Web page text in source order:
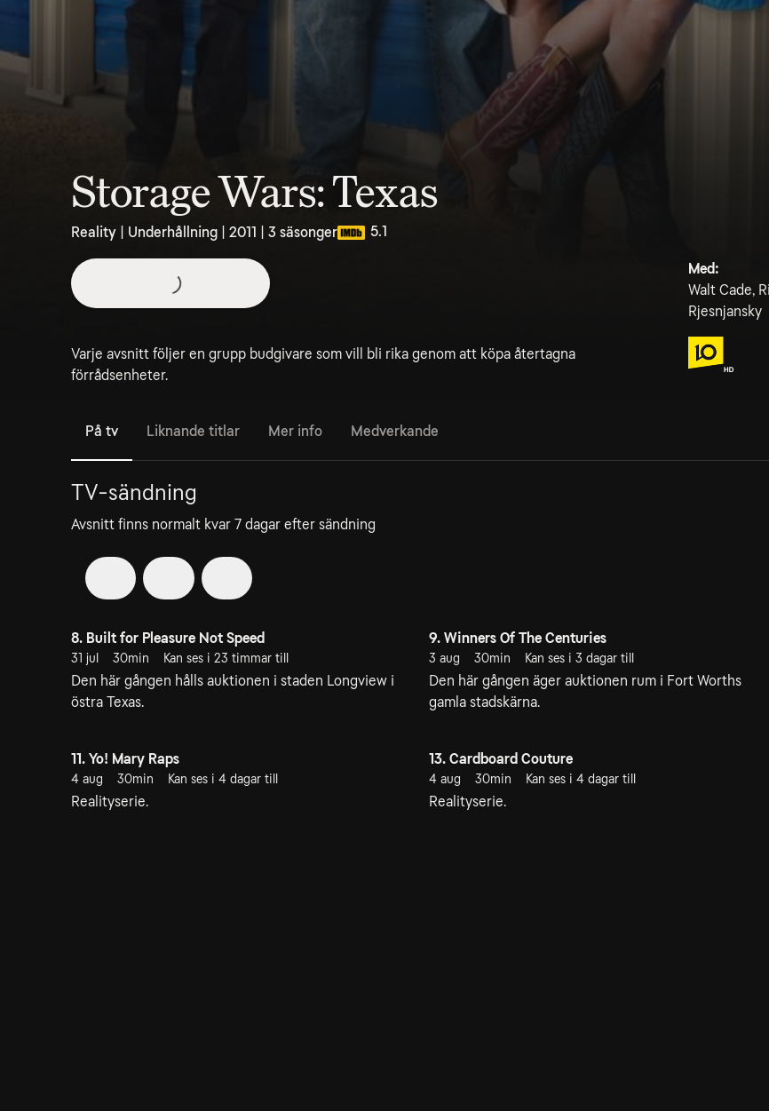
Storage Wars: Texas
Reality | Underhållning | 2011 | 3 säsonger 5.1
Varje avsnitt följer en grupp budgivare som vill bli rika genom att köpa återtagna
förrådsenheter.
Med:
Walt Cade,
Rjesnjansky
På tv Liknande titlar Mer info Medverkande
TV-sändning
Avsnitt finns normalt kvar 7 dagar efter sändning
8. Built for Pleasure Not Speed
31 jul 30min Kan ses i 23 timmar till
Den här gången hålls auktionen i staden Longview i
östra Texas.
9. Winners Of The Centuries
3 aug 30min Kan ses i 3 dagar till
Den här gången äger auktionen rum i Fort Worths
gamla stadskärna.
11. Yo! Mary Raps
4 aug 30min Kan ses i 4 dagar till
Realityserie.
13. Cardboard Couture
4 aug 30min Kan ses i 4 dagar till
Realityserie.